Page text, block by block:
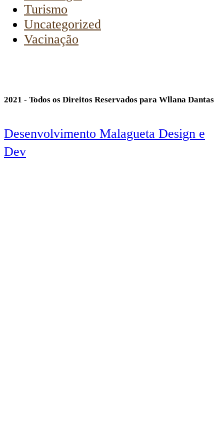
Turismo
Uncategorized
Vacinação
2021 - Todos os Direitos Reservados para Wllana Dantas
Desenvolvimento Malagueta Design e
Dev